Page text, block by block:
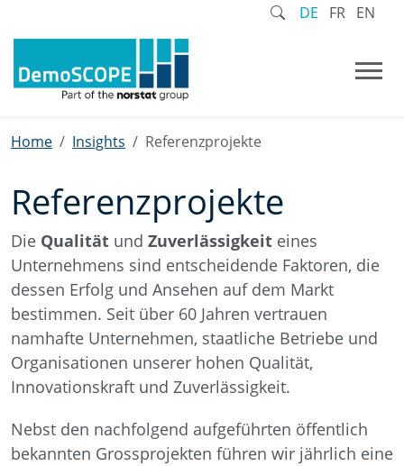
DE FR EN
Home Insights Referenzprojekte
Referenzprojekte
Die Qualität und Zuverlässigkeit eines
Unternehmens sind entscheidende Faktoren, die
dessen Erfolg und Ansehen auf dem Markt
bestimmen. Seit über 60 Jahren vertrauen
namhafte Unternehmen, staatliche Betriebe und
Organisationen unserer hohen Qualität,
Innovationskraft und Zuverlässigkeit.
Nebst den nachfolgend aufgeführten öffentlich
bekannten Grossprojekten führen wir jährlich eine